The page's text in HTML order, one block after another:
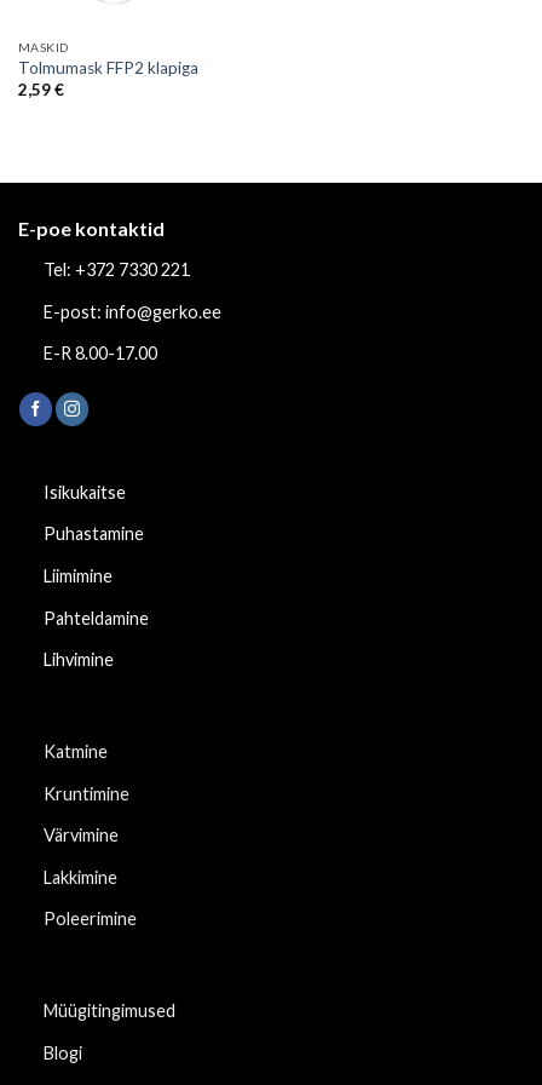
MASKID
Tolmumask FFP2 klapiga
2,59€
E-poe kontaktid
Tel: +372 7330 221
E-post: info@gerko.ee
E-R 8.00-17.00
Isikukaitse
Puhastamine
Liimimine
Pahteldamine
Lihvimine
Katmine
Kruntimine
Värvimine
Lakkimine
Poleerimine
Müügitingimused
Blogi